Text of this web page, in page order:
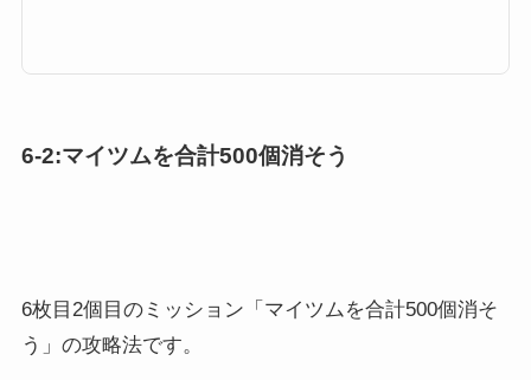
6-2:マイツムを合計500個消そう
6枚目2個目のミッション「マイツムを合計500個消そ
う」の攻略法です。